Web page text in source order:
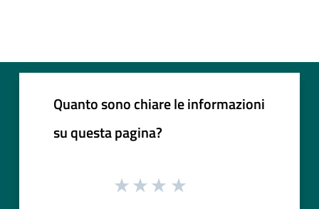
Quanto sono chiare le informazioni
su questa pagina?